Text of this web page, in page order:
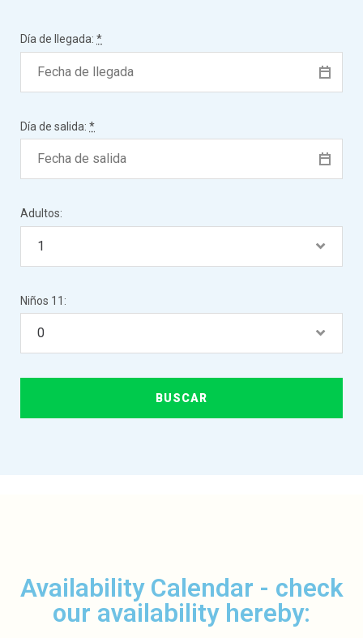
Día de llegada: *
Día de salida: *
Adultos:
Niños 11:
Availability Calendar - check
our availability hereby: